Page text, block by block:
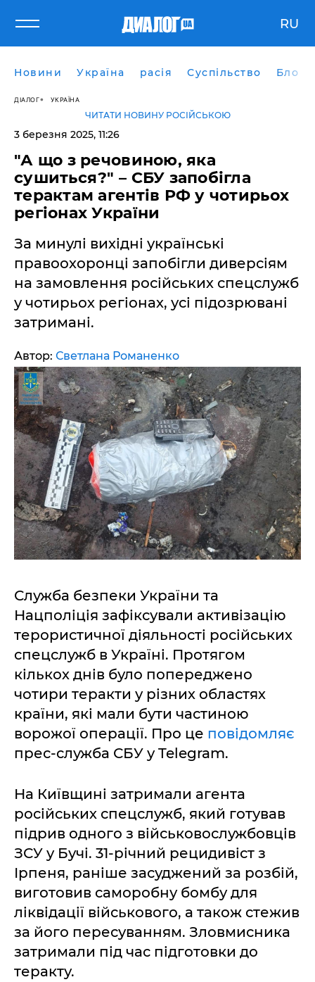
RU
Новини Україна расія Суспільство Блоги
ДІАЛОГ УКРАЇНА
ЧИТАТИ НОВИНУ РОСІЙСЬКОЮ
3 березня 2025, 11:26
"А що з речовиною, яка
сушиться?" – СБУ запобігла
терактам агентів РФ у чотирьох
регіонах України
За минулі вихідні українські
правоохоронці запобігли диверсіям
на замовлення російських спецслужб
у чотирьох регіонах, усі підозрювані
затримані.
Автор: Светлана Романенко
Служба безпеки України та
Нацполіція зафіксували активізацію
терористичної діяльності російських
спецслужб в Україні. Протягом
кількох днів було попереджено
чотири теракти у різних областях
країни, які мали бути частиною
ворожої операції. Про це повідомляє
прес-служба СБУ у Telegram.
На Київщині затримали агента
російських спецслужб, який готував
підрив одного з військовослужбовців
ЗСУ у Бучі. 31-річний рецидивіст з
Ірпеня, раніше засуджений за розбій,
виготовив саморобну бомбу для
ліквідації військового, а також стежив
за його пересуванням. Зловмисника
затримали під час підготовки до
теракту.